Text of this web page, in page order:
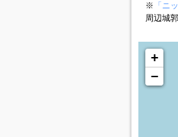
※ 「ニ
周辺城
+
−